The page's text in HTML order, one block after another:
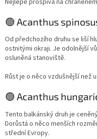
🟢 Acanthus
Od předchozího druhu se liší
ostnitými okraji. Je odolnější
osluněná stanoviště.
Růst je o něco vzdušnější než
🟢 Acanthus
Tento balkánský druh je
Dorůstá o něco menších
střední Evropy.